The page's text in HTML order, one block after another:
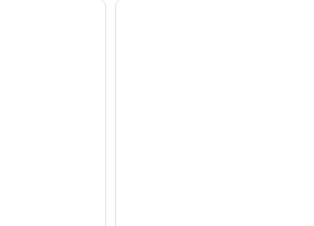
imaginea următoare
1 din 12